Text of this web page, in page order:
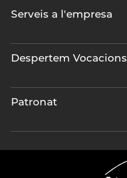
Serveis a l'empresa
Despertem Vocacions
Patronat